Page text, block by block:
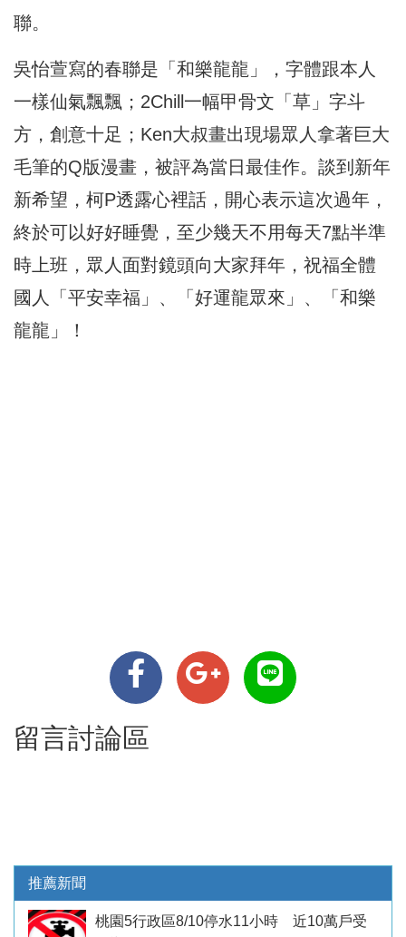
聯。
吳怡萱寫的春聯是「和樂龍龍」，字體跟本人
一樣仙氣飄飄；2Chill一幅甲骨文「草」字斗
方，創意十足；Ken大叔畫出現場眾人拿著巨大
毛筆的Q版漫畫，被評為當日最佳作。談到新年
新希望，柯P透露心裡話，開心表示這次過年，
終於可以好好睡覺，至少幾天不用每天7點半準
時上班，眾人面對鏡頭向大家拜年，祝福全體
國人「平安幸福」、「好運龍眾來」、「和樂
龍龍」！
留言討論區
推薦新聞
桃園5行政區8/10停水11小時 近10萬戶受